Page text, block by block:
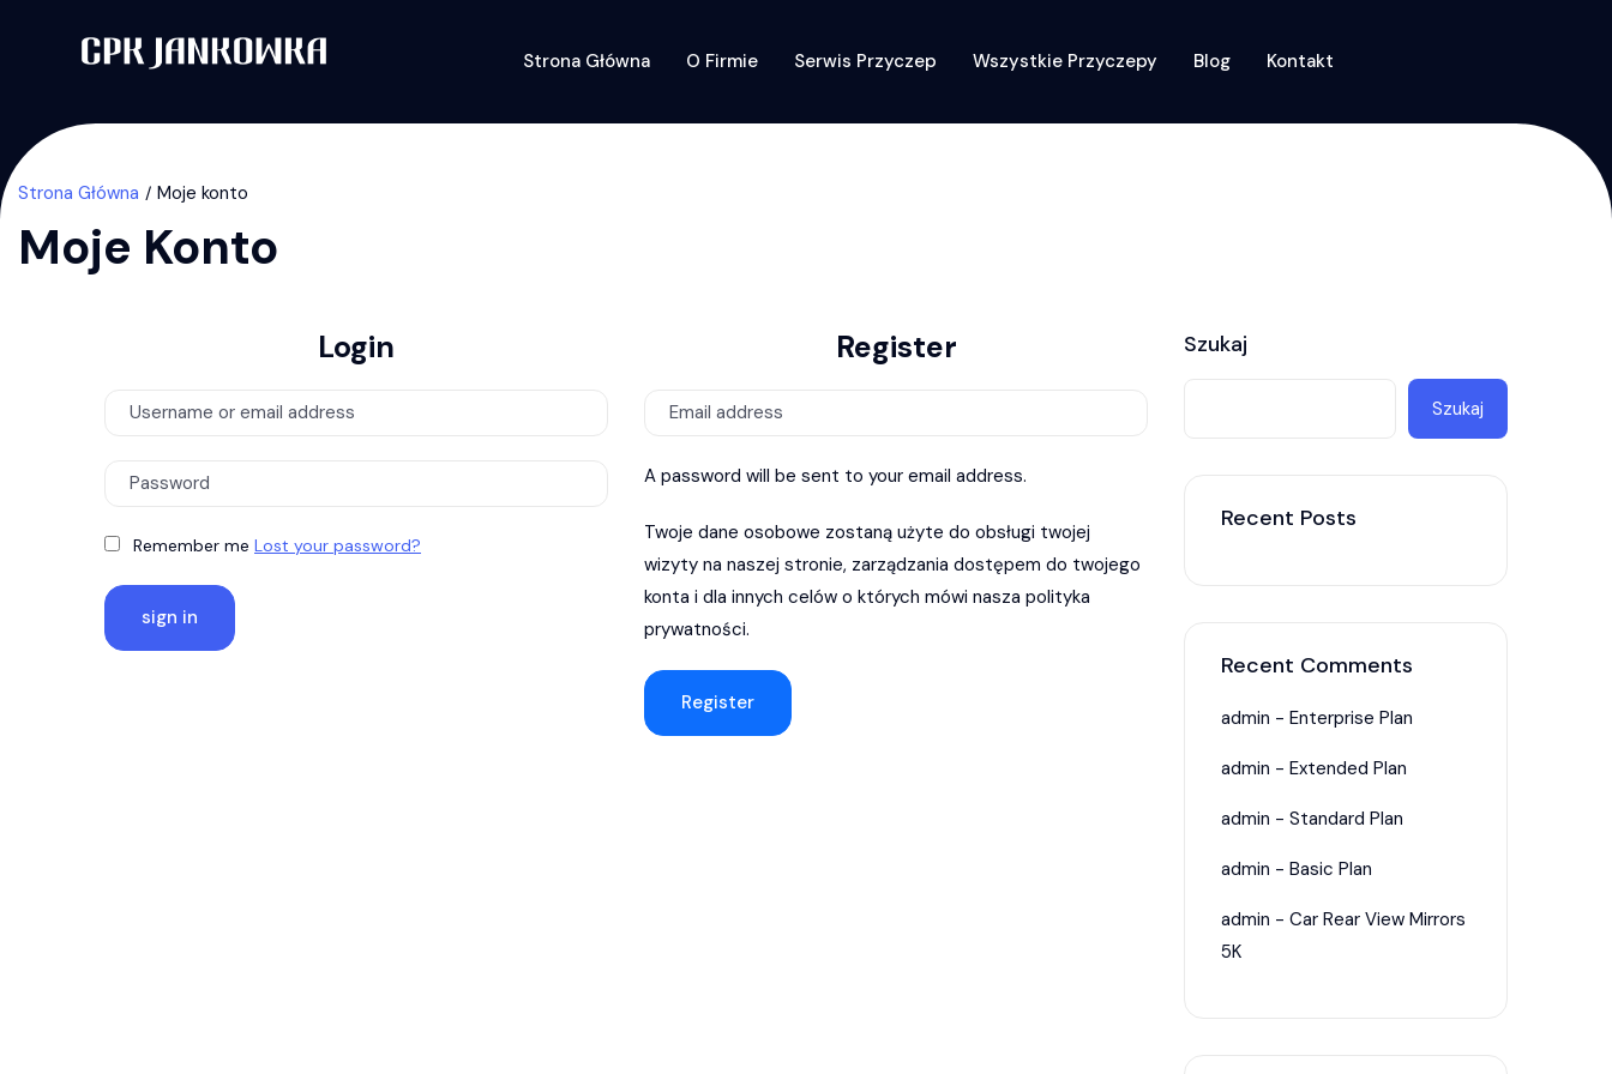
Strona Główna O Firmie Serwis Przyczep Wszystkie Przyczepy Blog Kontakt
Strona Główna Moje konto
Moje Konto
Login
Remember me Lost your password?
Register
A password will be sent to your email address.
Twoje dane osobowe zostaną użyte do obsługi twojej
wizyty na naszej stronie, zarządzania dostępem do twojego
konta i dla innych celów o których mówi nasza polityka
prywatności.
Register
Szukaj
Szukaj
Recent Posts
Recent Comments
admin - Enterprise Plan
admin - Extended Plan
admin - Standard Plan
admin - Basic Plan
admin - Car Rear View Mirrors
5K